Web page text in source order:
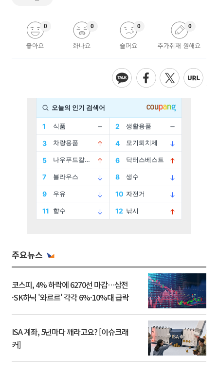
좋아요
0
화나요
0
슬퍼요
0
추가취재 원해요
0
주요뉴스
코스피, 4% 하락에 6270선 마감…삼전
·SK하닉 '와르르' 각각 6%·10%대 급락
ISA 계좌, 5년마다 깨라고요? [이슈크래
커]